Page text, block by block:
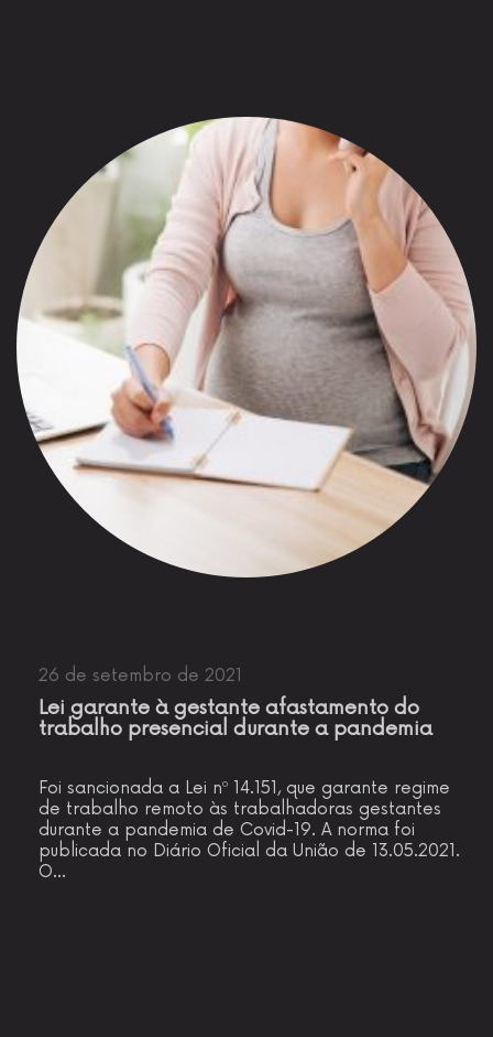
26 de setembro de 2021
Lei garante à gestante afastamento do
trabalho presencial durante a pandemia
Foi sancionada a Lei nº 14.151, que garante regime
de trabalho remoto às trabalhadoras gestantes
durante a pandemia de Covid-19. A norma foi
publicada no Diário Oficial da União de 13.05.2021.
O…